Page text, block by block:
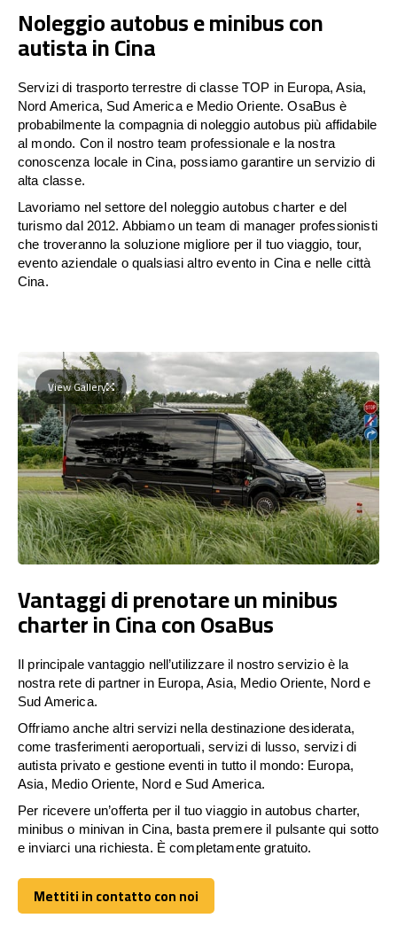
Noleggio autobus e minibus con
autista in Cina
Servizi di trasporto terrestre di classe TOP in Europa, Asia,
Nord America, Sud America e Medio Oriente. OsaBus è
probabilmente la compagnia di noleggio autobus più affidabile
al mondo. Con il nostro team professionale e la nostra
conoscenza locale in Cina, possiamo garantire un servizio di
alta classe.
Lavoriamo nel settore del noleggio autobus charter e del
turismo dal 2012. Abbiamo un team di manager professionisti
che troveranno la soluzione migliore per il tuo viaggio, tour,
evento aziendale o qualsiasi altro evento in Cina e nelle città
Cina.
View Gallery
Vantaggi di prenotare un minibus
charter in Cina con OsaBus
Il principale vantaggio nell’utilizzare il nostro servizio è la
nostra rete di partner in Europa, Asia, Medio Oriente, Nord e
Sud America.
Offriamo anche altri servizi nella destinazione desiderata,
come trasferimenti aeroportuali, servizi di lusso, servizi di
autista privato e gestione eventi in tutto il mondo: Europa,
Asia, Medio Oriente, Nord e Sud America.
Per ricevere un’offerta per il tuo viaggio in autobus charter,
minibus o minivan in Cina, basta premere il pulsante qui sotto
e inviarci una richiesta. È completamente gratuito.
Mettiti in contatto con noi
Mettiti in contatto con noi